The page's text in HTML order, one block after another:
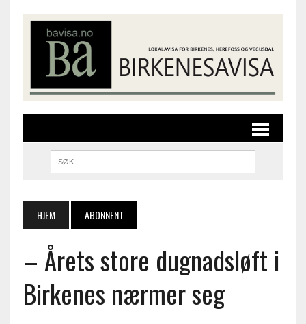
HJEM ABONNENT
– Årets store dugnadsløft i
Birkenes nærmer seg